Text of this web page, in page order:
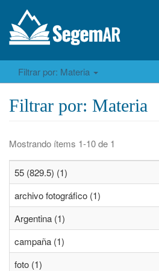
Filtrar por: Materia
Filtrar por: Materia
Mostrando ítems 1-10 de 1
55 (829.5) (1)
archivo fotográfico (1)
Argentina (1)
campaña (1)
foto (1)